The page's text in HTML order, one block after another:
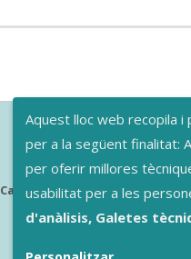
Canal De L'informant
Aquest lloc web recopila i
per a la següent finalitat:
per oferir millores
usabilitat per a les
d'anàlisis, Galetes